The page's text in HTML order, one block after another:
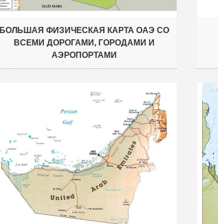
БОЛЬШАЯ ФИЗИЧЕСКАЯ КАРТА ОАЭ СО
ВСЕМИ ДОРОГАМИ, ГОРОДАМИ И
АЭРОПОРТАМИ